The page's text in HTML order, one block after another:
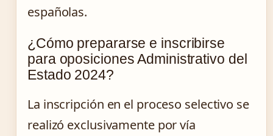
españolas.
¿Cómo prepararse e inscribirse
para oposiciones Administrativo del
Estado 2024?
La inscripción en el proceso selectivo se
realizó exclusivamente por vía